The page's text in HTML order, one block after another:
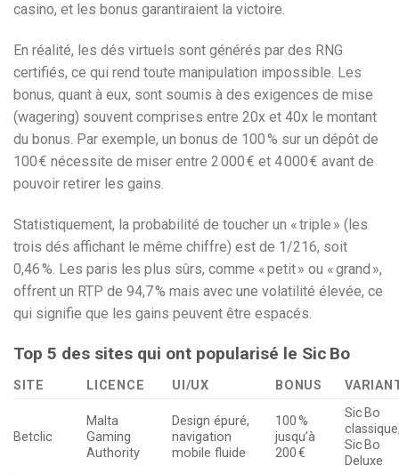
casino, et les bonus garantiraient la victoire.
En réalité, les dés virtuels sont générés par des RNG
certifiés, ce qui rend toute manipulation impossible. Les
bonus, quant à eux, sont soumis à des exigences de mise
(wagering) souvent comprises entre 20x et 40x le montant
du bonus. Par exemple, un bonus de 100 % sur un dépôt de
100 € nécessite de miser entre 2 000 € et 4 000 € avant de
pouvoir retirer les gains.
Statistiquement, la probabilité de toucher un « triple » (les
trois dés affichant le même chiffre) est de 1/216, soit
0,46 %. Les paris les plus sûrs, comme « petit » ou « grand »,
offrent un RTP de 94,7 % mais avec une volatilité élevée, ce
qui signifie que les gains peuvent être espacés.
Top 5 des sites qui ont popularisé le Sic Bo
SITE LICENCE UI/UX BONUS
Betclic
Malta
Gaming
Authority
Design épuré,
navigation
mobile fluide
100 %
jusqu’à
200 €
Sic Bo
Sic Bo
Deluxe